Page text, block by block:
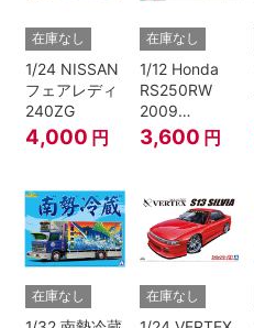
在庫なし
1/24 NISSAN
フェアレディ
240ZG
4,000 円
在庫なし
1/12 Honda
RS250RW
2009
WGP250
3,600 円
在庫なし 在庫なし